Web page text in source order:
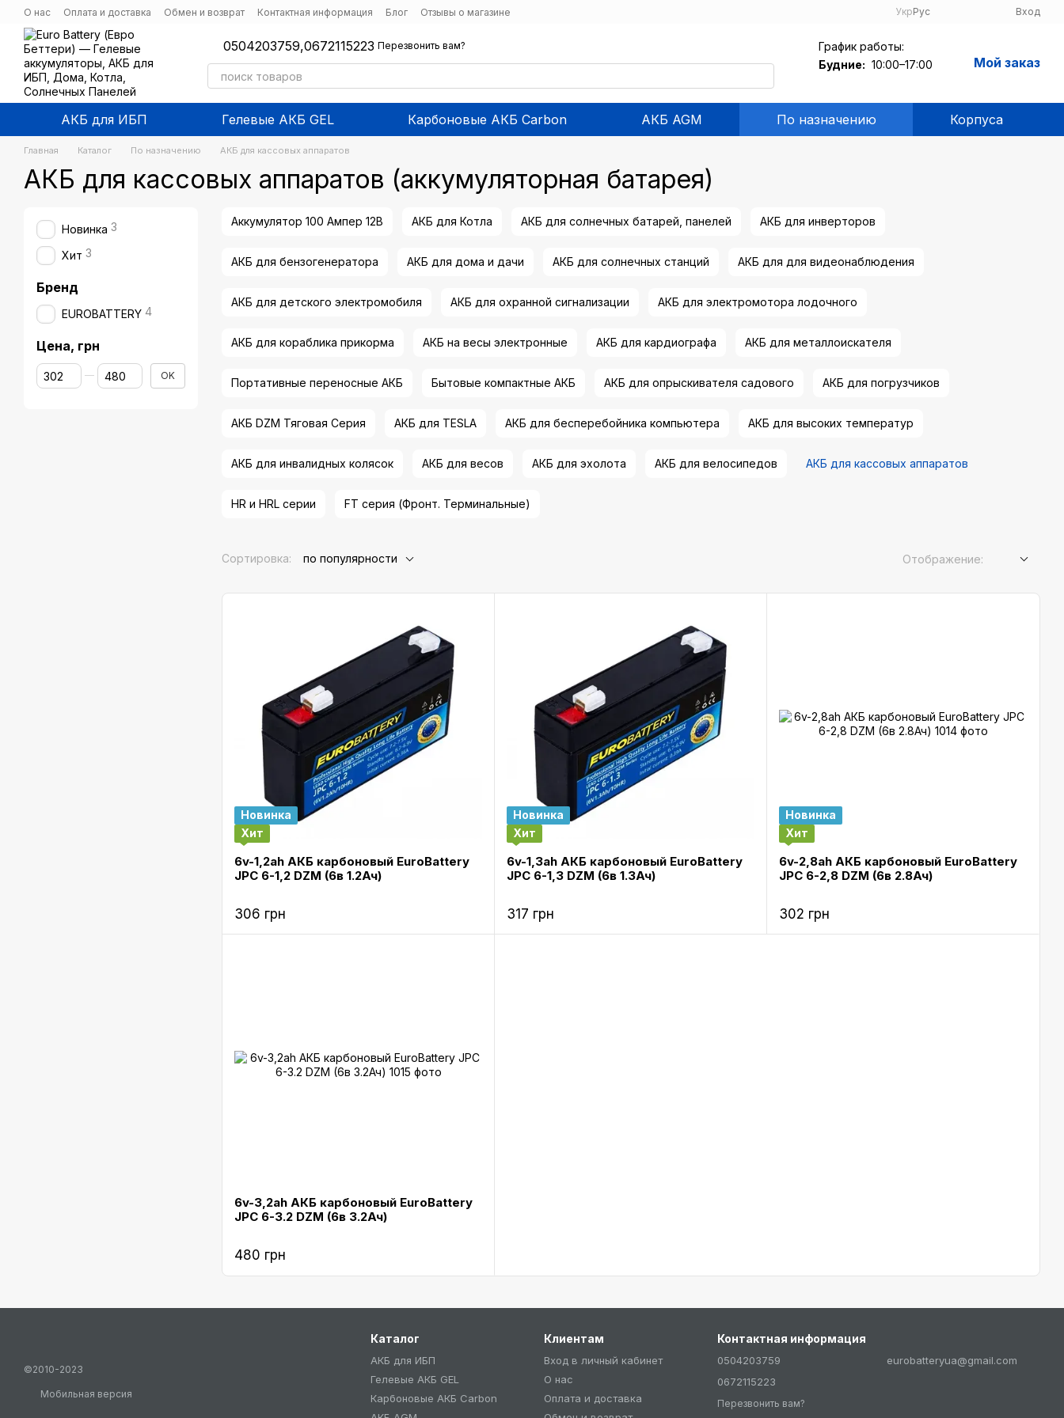
Перейти к основному контенту
О нас Оплата и доставка Обмен и возврат Контактная информация Блог Отзывы о магазине УкрРус Вход
0504203759,0672115223 Перезвонить вам?
График работы:
Будние: 10:00–17:00 Мой заказ
АКБ для ИБП Гелевые АКБ GEL Карбоновые АКБ Carbon АКБ AGM По назначению Корпуса
Главная Каталог По назначению АКБ для кассовых аппаратов
АКБ для кассовых аппаратов (аккумуляторная батарея)
Аккумулятор 100 Ампер 12В АКБ для Котла АКБ для солнечных батарей, панелей АКБ для инверторов
АКБ для бензогенератора АКБ для дома и дачи АКБ для солнечных станций АКБ для для видеонаблюдения
АКБ для детского электромобиля АКБ для охранной сигнализации АКБ для электромотора лодочного
АКБ для кораблика прикорма АКБ на весы электронные АКБ для кардиографа АКБ для металлоискателя
Портативные переносные АКБ Бытовые компактные АКБ АКБ для опрыскивателя садового АКБ для погрузчиков
АКБ DZM Тяговая Серия АКБ для TESLA АКБ для бесперебойника компьютера АКБ для высоких температур
АКБ для инвалидных колясок АКБ для весов АКБ для эхолота АКБ для велосипедов АКБ для кассовых аппаратов
HR и HRL серии FT серия (Фронт. Терминальные)
Сортировка: по популярности Отображение:
Новинка
Хит
6v-1,2ah АКБ карбоновый EuroBattery
JPC 6-1,2 DZM (6в 1.2Ач)
306 грн
Новинка
Хит
6v-1,3ah АКБ карбоновый EuroBattery
JPC 6-1,3 DZM (6в 1.3Ач)
317 грн
Новинка
Хит
6v-2,8ah АКБ карбоновый EuroBattery
JPC 6-2,8 DZM (6в 2.8Ач)
302 грн
6v-3,2ah АКБ карбоновый EuroBattery
JPC 6-3.2 DZM (6в 3.2Ач)
480 грн
Новинка 3
Хит 3
Бренд
EUROBATTERY 4
Цена, грн
От Цена, грн
До Цена, грн OK
©2010-2023
Мобильная версия
Каталог
АКБ для ИБП
Гелевые АКБ GEL
Карбоновые АКБ Carbon
Клиентам
Вход в личный кабинет
О нас
Оплата и доставка
Контактная информация
0504203759
0672115223
Перезвонить вам?
eurobatteryua@gmail.com